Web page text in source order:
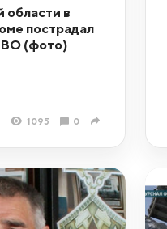
области в
пострадал
(фото)
1095 0